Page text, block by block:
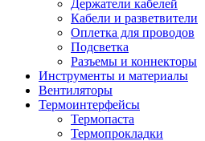
Держатели кабелей
Кабели и разветвители
Оплетка для проводов
Подсветка
Разъемы и коннекторы
Инструменты и материалы
Вентиляторы
Термоинтерфейсы
Термопаста
Термопрокладки